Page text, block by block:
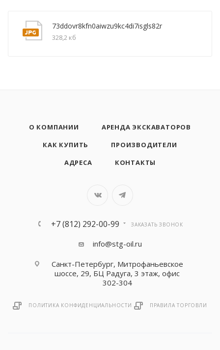
73ddovr8kfn0aiwzu9kc4di7isgls82r
328,2 кб
О КОМПАНИИ
АРЕНДА ЭКСКАВАТОРОВ
КАК КУПИТЬ
ПРОИЗВОДИТЕЛИ
АДРЕСА
КОНТАКТЫ
+7 (812) 292-00-99 ЗАКАЗАТЬ ЗВОНОК
info@stg-oil.ru
Санкт-Петербург, Митрофаньевское
шоссе, 29, БЦ Радуга, 3 этаж, офис
302-304
ПОЛИТИКА КОНФИДЕНЦИАЛЬНОСТИ ПРАВИЛА ТОРГОВЛИ